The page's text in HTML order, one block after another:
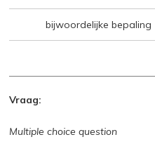
bijwoordelijke bepaling
Vraag:
Multiple choice question